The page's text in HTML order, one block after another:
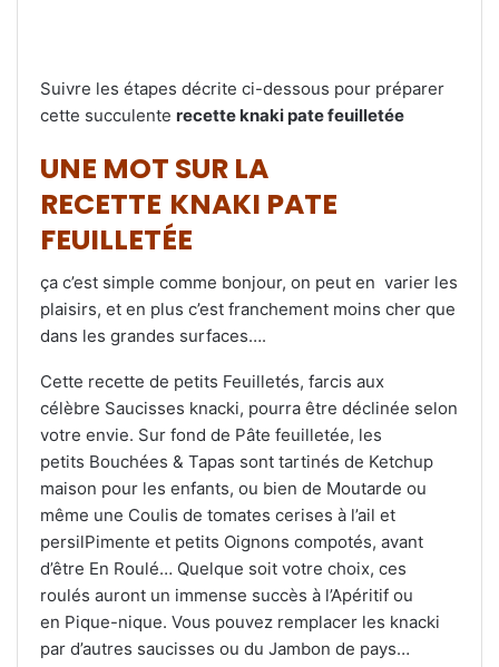
Suivre les étapes décrite ci-dessous pour préparer
cette succulente recette knaki pate feuilletée
UNE MOT SUR LA
RECETTE KNAKI PATE
FEUILLETÉE
ça c’est simple comme bonjour, on peut en varier les
plaisirs, et en plus c’est franchement moins cher que
dans les grandes surfaces….
Cette recette de petits Feuilletés, farcis aux
célèbre Saucisses knacki, pourra être déclinée selon
votre envie. Sur fond de Pâte feuilletée, les
petits Bouchées & Tapas sont tartinés de Ketchup
maison pour les enfants, ou bien de Moutarde ou
même une Coulis de tomates cerises à l’ail et
persilPimente et petits Oignons compotés, avant
d’être En Roulé… Quelque soit votre choix, ces
roulés auront un immense succès à l’Apéritif ou
en Pique-nique. Vous pouvez remplacer les knacki
par d’autres saucisses ou du Jambon de pays…